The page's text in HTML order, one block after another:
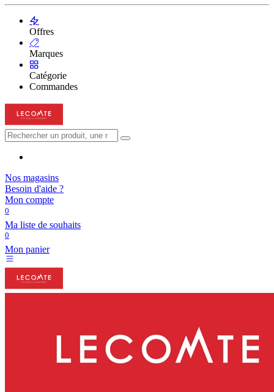
Offres
Marques
Catégorie
Commandes
Nos magasins
Besoin d'aide ?
Mon compte
0
Ma liste de souhaits
0
Mon panier